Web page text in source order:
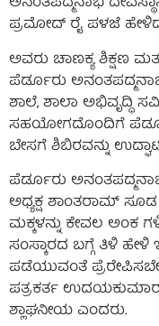
ಪ್ರಮೋದ್ ರೈ ಪಳಜೆ
ಅವರು ಚಾಣಕ್ಯ ಶಿಕ್ಷಣ
ಪೆರ್ಡೂರು
ಶಾಲೆ, ಶಾಲಾ ಅಭಿವೃದ್ಧಿ
ಸಹಯೋಗದೊಂದಿಗೆ
ಬೇಸಗೆ ಶಿಬಿರವನ್ನು
ಪೆರ್ಡೂರು
ಅಧ್ಯಕ್ಷ ಶಾಂತರಾಮ್
ಮಕ್ಕಳನ್ನು ಕೇವಲ ಅಂಕ
ಸಂಸ್ಕಾರದ ಬಗ್ಗೆ ತಿಳಿ
ಪಡೆಯುವಂತೆ
ಪತ್ರಕರ್ತ
ಶ್ಲಾಘನೀಯ ಎಂದರು.